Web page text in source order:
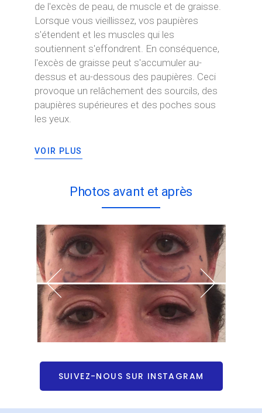
de l'excès de peau, de muscle et de graisse.
Lorsque vous vieillissez, vos paupières
s'étendent et les muscles qui les
soutiennent s'effondrent. En conséquence,
l'excès de graisse peut s'accumuler au-
dessus et au-dessous des paupières. Ceci
provoque un relâchement des sourcils, des
paupières supérieures et des poches sous
les yeux.
VOIR PLUS
Photos avant et après
SUIVEZ-NOUS SUR INSTAGRAM